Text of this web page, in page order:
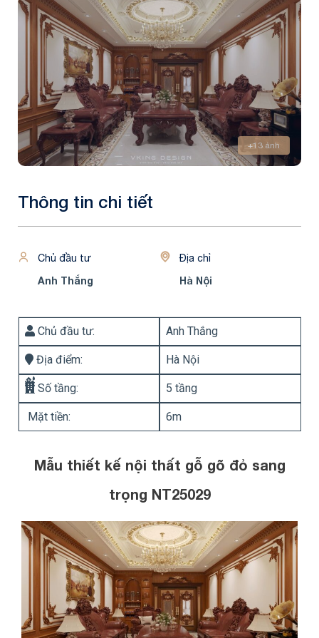
+13 ảnh
Thông tin chi tiết
Chủ đầu tư
Anh Thắng
Địa chỉ
Hà Nội
Chủ đầu tư: Anh Thắng
Địa điểm: Hà Nội
Số tầng: 5 tầng
Mặt tiền: 6m
Mẫu thiết kế nội thất gỗ gõ đỏ sang
trọng NT25029